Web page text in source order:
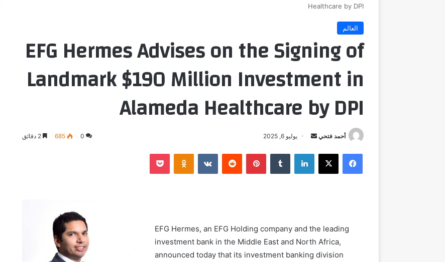
Healthcare by DPI
العالم
EFG Hermes Advises on the Signing of
Landmark $190 Million Investment in
Alameda Healthcare by DPI
أحمد فتحي
أرسل
إلكترونيا
يوليو 6, 2025 0
685
فيسبوك ‫X لينكدإن بينتيريست Odnoklassniki
‫Pocket
EFG Hermes, an EFG Holding company and the leading
investment bank in the Middle East and North Africa,
announced today that its investment banking division